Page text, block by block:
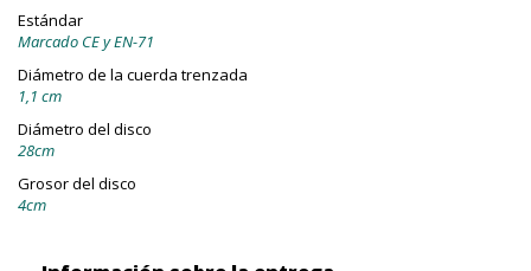
Estándar
Marcado CE y EN-71
Diámetro de la cuerda trenzada
1,1 cm
Diámetro del disco
28cm
Grosor del disco
4cm